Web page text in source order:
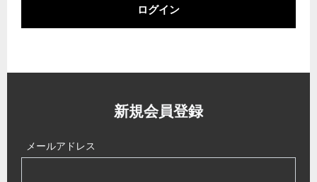
ログイン
新規会員登録
メールアドレス